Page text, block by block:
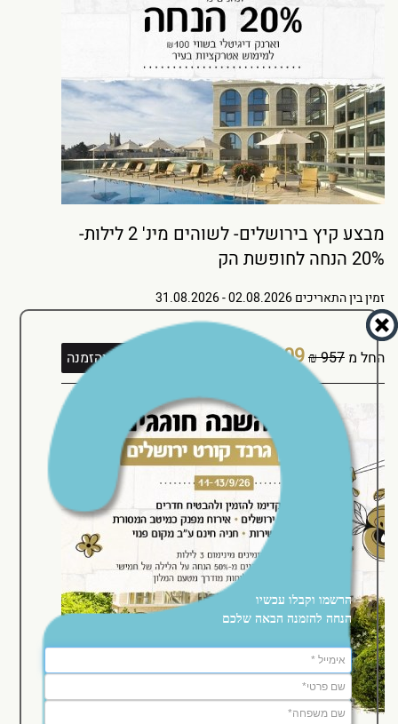
מבצע קיץ בירושלים- לשוהים מינ' 2 לילות-
20% הנחה לחופשת הק
זמין בין התאריכים02.08.2026 - 31.08.2026
החל מ 957 ₪
909 ₪ לפרטים והזמנה
הרשמו וקבלו עכשיו
הנחה להזמנה הבאה שלכם